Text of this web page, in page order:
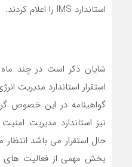
استاندارد IMS را اعلام کردند.
شایان ذکر است در چند
گواهینامه در این خصوص
حال استقرار می باشد
بخش مهمی از فعالیت های